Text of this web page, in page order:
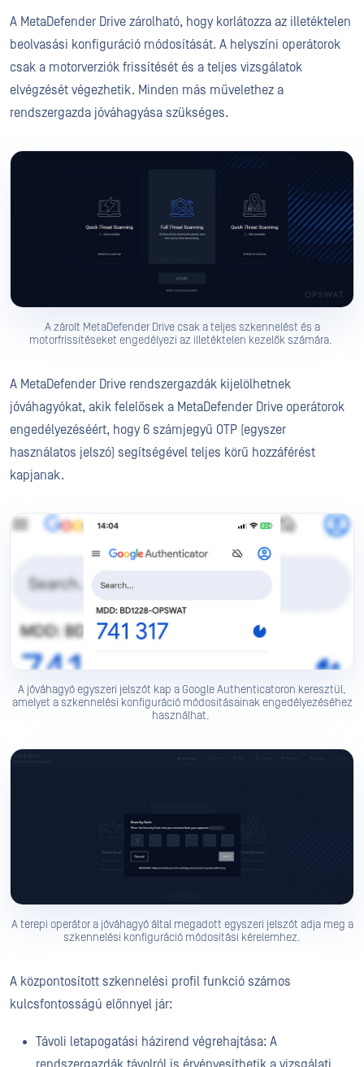
A MetaDefender Drive zárolható, hogy korlátozza az illetéktelen
beolvasási konfiguráció módosítását. A helyszíni operátorok
csak a motorverziók frissítését és a teljes vizsgálatok
elvégzését végezhetik. Minden más művelethez a
rendszergazda jóváhagyása szükséges.
A zárolt MetaDefender Drive csak a teljes szkennelést és a
motorfrissítéseket engedélyezi az illetéktelen kezelők számára.
A MetaDefender Drive rendszergazdák kijelölhetnek
jóváhagyókat, akik felelősek a MetaDefender Drive operátorok
engedélyezéséért, hogy 6 számjegyű OTP (egyszer
használatos jelszó) segítségével teljes körű hozzáférést
kapjanak.
A jóváhagyó egyszeri jelszót kap a Google Authenticatoron keresztül,
amelyet a szkennelési konfiguráció módosításainak engedélyezéséhez
használhat.
A terepi operátor a jóváhagyó által megadott egyszeri jelszót adja meg a
szkennelési konfiguráció módosítási kérelemhez.
A központosított szkennelési profil funkció számos
kulcsfontosságú előnnyel jár:
Távoli letapogatási házirend végrehajtása: A